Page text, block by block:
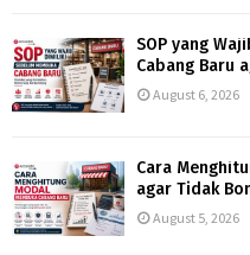
SOP yang
Cabang Baru
August 6, 2026
Cara
agar Tidak
August 5, 2026